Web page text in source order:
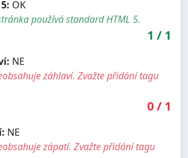
OK
používá standard HTML 5.
1 / 1
NE
záhlaví. Zvažte přidání tagu
0/ 1
NE
zápatí. Zvažte přidání tagu